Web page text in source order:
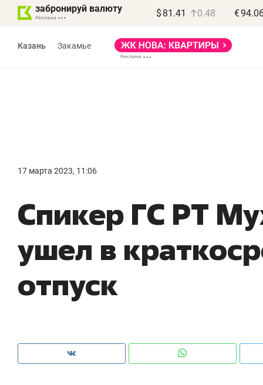
забронируй валюту $ 81.41 0.48 €
Казань Закамье
17 марта 2023, 11:06
Спикер ГС РТ
ушел в
отпуск
правил, бизнес может
потерять минимум
Как бизнесу выйти на зарубежные
чем интересен Оман?